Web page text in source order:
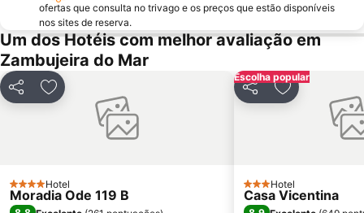
da Samoqueira
Praia da Samouqueira
Cascatas de Vila Nova de Milfontes
Praia do Camilo
Jardim Publico de Porto Covo
do Malhão
dos Três Castelos
Barragem de Santa-Clara-a-Velha
Aeródromo Municipal de Portimao
Moinho de Vento da Longueira
Passeios em Portimão
Cabo Sardão
Praia de Vale Figueiras
Avenida dos Descobrimentos
ofertas que consulta no trivago e os preços que estão disponíveis
nos sites de reserva.
Um dos Hotéis com melhor avaliação em
Zambujeira do Mar
PartilharAdicionar aos favoritos
4 Estrelas
Hotel
Moradia Ode 119 B
Escolha popular
PartilharAdicionar
3 Estrelas
Hotel
Casa Vicentina